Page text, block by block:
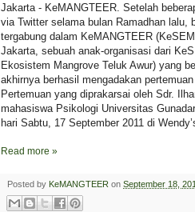
Jakarta - KeMANGTEER. Setelah
via Twitter selama bulan Ramadhan lalu,
tergabung dalam KeMANGTEER
Jakarta, sebuah anak-organisasi dari
Ekosistem Mangrove Teluk Awur) yang
akhirnya berhasil mengadakan
Pertemuan yang diprakarsai oleh Sdr.
mahasiswa Psikologi Universitas
hari Sabtu, 17 September 2011 di
Read more »
Posted by KeMANGTEER on September 18,